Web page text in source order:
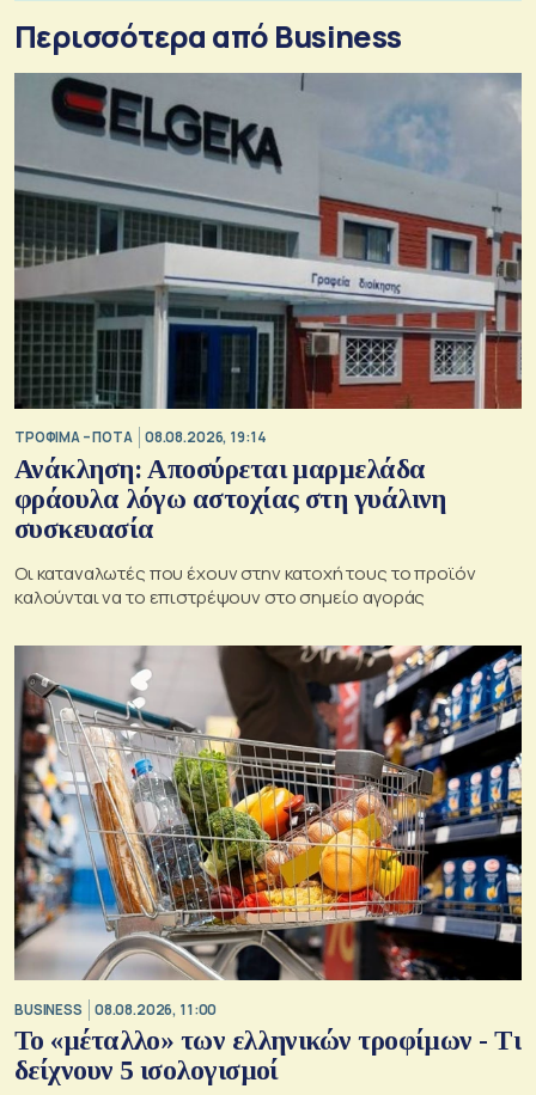
Περισσότερα από Business
ΤΡΟΦΙΜΑ – ΠΟΤΑ 08.08.2026, 19:14
Ανάκληση: Αποσύρεται μαρμελάδα
φράουλα λόγω αστοχίας στη γυάλινη
συσκευασία
Οι καταναλωτές που έχουν στην κατοχή τους το προϊόν
καλούνται να το επιστρέψουν στο σημείο αγοράς
BUSINESS 08.08.2026, 11:00
Το «μέταλλο» των ελληνικών τροφίμων - Τι
δείχνουν 5 ισολογισμοί